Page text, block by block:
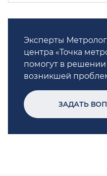
Эксперты
центра «Точка
помогут в решении
возникшей
ЗАДАТЬ